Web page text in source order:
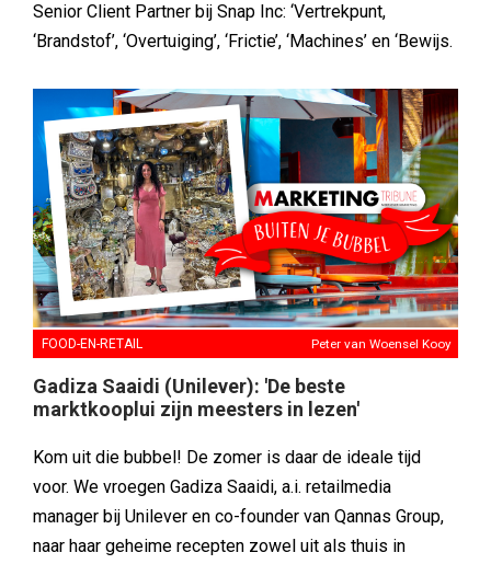
Senior Client Partner bij Snap Inc: ‘Vertrekpunt,
‘Brandstof’, ‘Overtuiging’, ‘Frictie’, ‘Machines’ en ‘Bewijs.
FOOD-EN-RETAIL Peter van Woensel Kooy
Gadiza Saaidi (Unilever): 'De beste
marktkooplui zijn meesters in lezen'
Kom uit die bubbel! De zomer is daar de ideale tijd
voor. We vroegen Gadiza Saaidi, a.i. retailmedia
manager bij Unilever en co-founder van Qannas Group,
naar haar geheime recepten zowel uit als thuis in